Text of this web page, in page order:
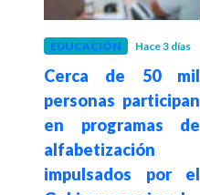
EDUCACIÓN Hace 3 días
Cerca de 50 mil
personas participan
en programas de
alfabetización
impulsados por el